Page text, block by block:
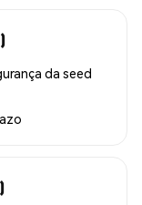
da seed